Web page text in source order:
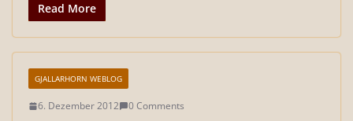
Read More
GJALLARHORN WEBLOG
6. Dezember 2012 0 Comments